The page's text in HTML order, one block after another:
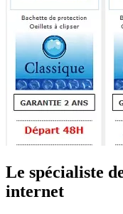
Le spécialiste
internet